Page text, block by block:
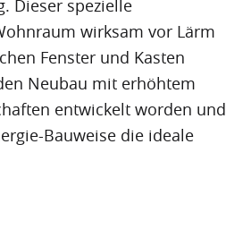
Dieser spezielle
wirksam vor Lärm
Fenster und Kasten
Neubau mit erhöhtem
entwickelt worden und
Bauweise die ideale